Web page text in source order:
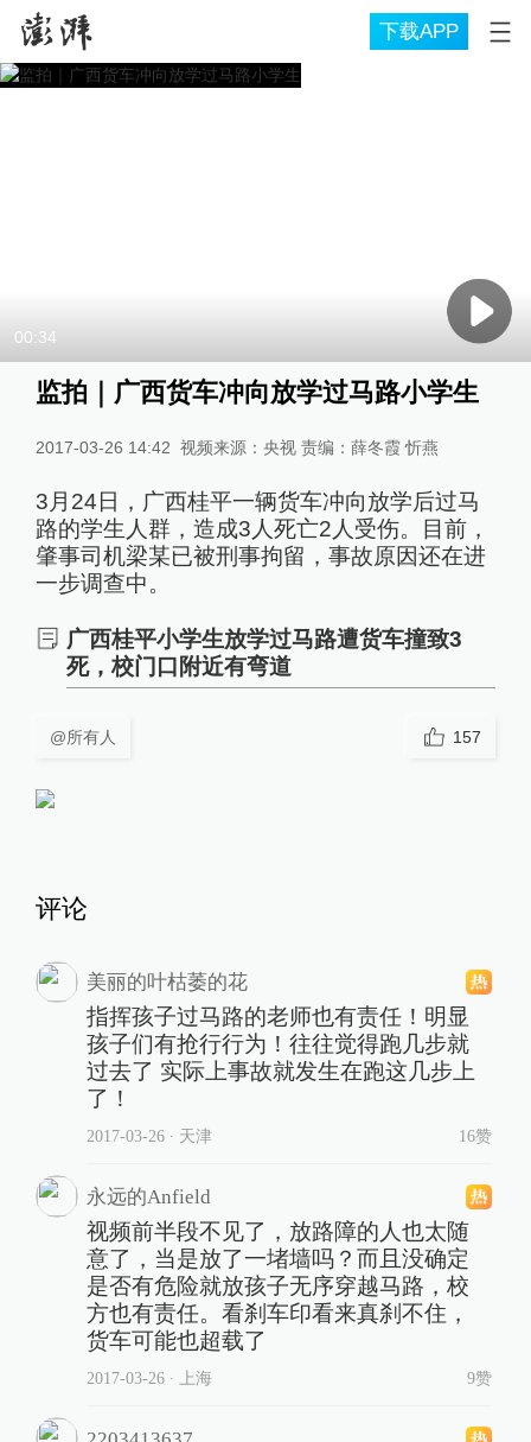
下载APP
00:34
监拍｜广西货车冲向放学过马路小学生
2017-03-26 14:42 视频来源：央视 责编：薛冬霞 忻燕
3月24日，广西桂平一辆货车冲向放学后过马
路的学生人群，造成3人死亡2人受伤。目前，
肇事司机梁某已被刑事拘留，事故原因还在进
一步调查中。
广西桂平小学生放学过马路遭货车撞致3
死，校门口附近有弯道
@所有人 157
评论
美丽的叶枯萎的花
指挥孩子过马路的老师也有责任！明显
孩子们有抢行行为！往往觉得跑几步就
过去了 实际上事故就发生在跑这几步上
了！
2017-03-26∙ 天津 16赞
永远的Anfield
视频前半段不见了，放路障的人也太随
意了，当是放了一堵墙吗？而且没确定
是否有危险就放孩子无序穿越马路，校
方也有责任。看刹车印看来真刹不住，
货车可能也超载了
2017-03-26∙ 上海 9赞